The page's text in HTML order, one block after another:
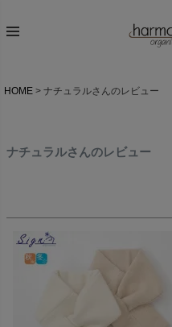
HOME ナチュラルさんのレビュー
ナチュラルさんのレビュー